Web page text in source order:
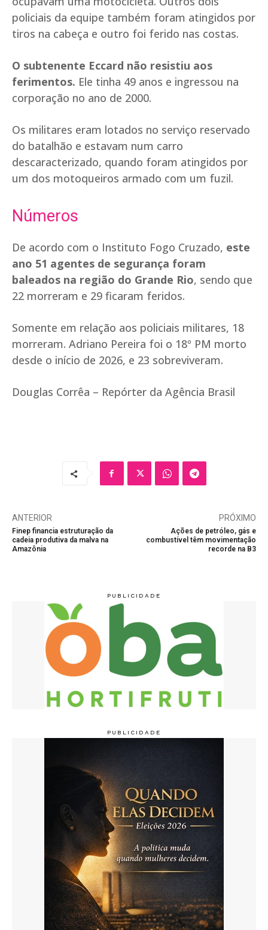
policiais da equipe também foram atingidos por
tiros na cabeça e outro foi ferido nas costas.
O subtenente Eccard não resistiu aos
ferimentos. Ele tinha 49 anos e ingressou na
corporação no ano de 2000.
Os militares eram lotados no serviço reservado
do batalhão e estavam num carro
descaracterizado, quando foram atingidos por
um dos motoqueiros armado com um fuzil.
Números
De acordo com o Instituto Fogo Cruzado, este
ano 51 agentes de segurança foram
baleados na região do Grande Rio, sendo que
22 morreram e 29 ficaram feridos.
Somente em relação aos policiais militares, 18
morreram. Adriano Pereira foi o 18º PM morto
desde o início de 2026, e 23 sobreviveram.
Douglas Corrêa – Repórter da Agência Brasil
ANTERIOR
Finep financia estruturação da
cadeia produtiva da malva na
Amazônia
PRÓXIMO
Ações de petróleo, gás e
combustível têm movimentação
recorde na B3